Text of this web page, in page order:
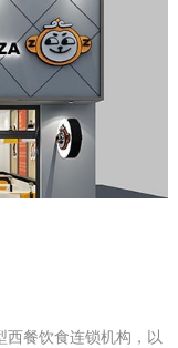
餐饮食连锁机构，以